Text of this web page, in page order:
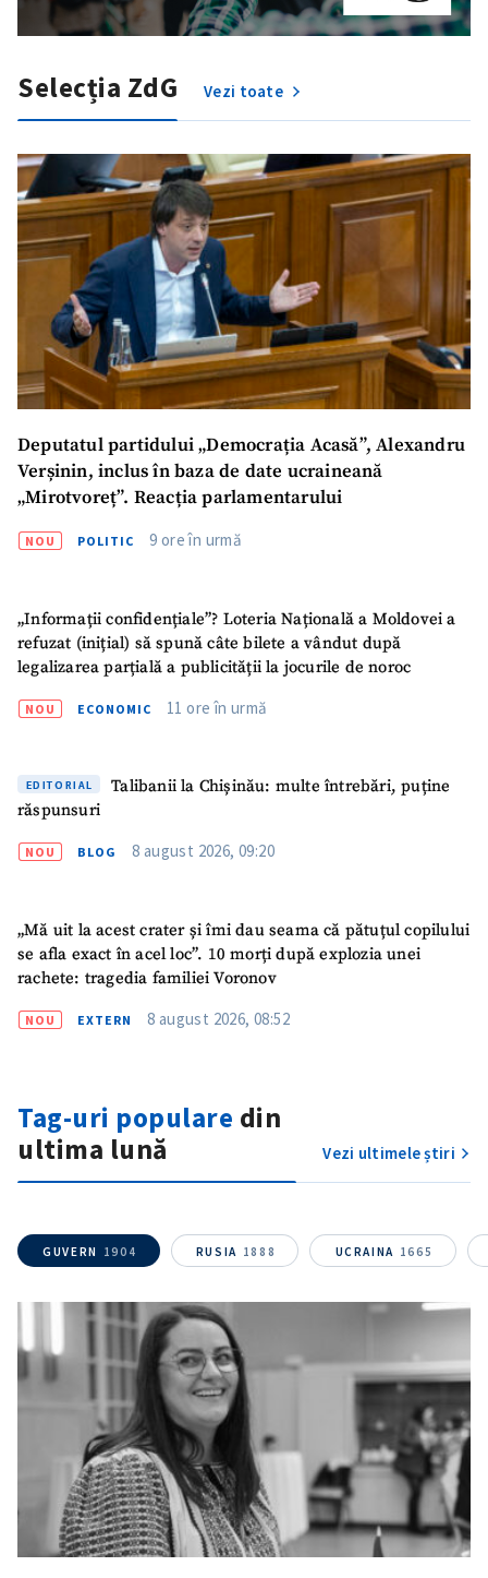
in English
на русском
Selecția ZdG Vezi toate
Deputatul partidului „Democrația Acasă”, Alexandru
Verșinin, inclus în baza de date ucraineană
„Mirotvoreț”. Reacția parlamentarului
NOU POLITIC 9 ore în urmă
„Informații confidențiale”? Loteria Națională a Moldovei a
refuzat (inițial) să spună câte bilete a vândut după
legalizarea parțială a publicității la jocurile de noroc
NOU ECONOMIC 11 ore în urmă
EDITORIAL
Talibanii la Chișinău: multe întrebări, puține
răspunsuri
NOU BLOG 8 august 2026, 09:20
„Mă uit la acest crater și îmi dau seama că pătuțul copilului
se afla exact în acel loc”. 10 morți după explozia unei
rachete: tragedia familiei Voronov
NOU EXTERN 8 august 2026, 08:52
Tag-uri populare din
ultima lună
Vezi ultimele știri
GUVERN 1904 RUSIA 1888 UCRAINA 1665
Titlu știre+ Adaugă titlu
Fotografie
+ Încarcă imagine
Link media
+ Link media